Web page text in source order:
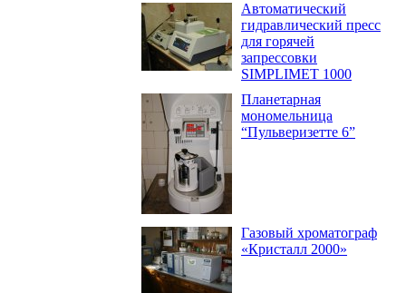
Автоматический
гидравлический пресс
для горячей
запрессовки
SIMPLIMET 1000
Планетарная
мономельница
“Пульверизетте 6”
Газовый хроматограф
«Кристалл 2000»